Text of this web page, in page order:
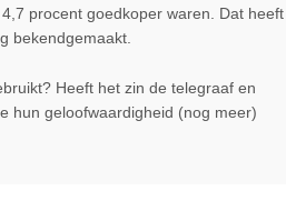
procent goedkoper waren. Dat heeft
bekendgemaakt.
Heeft het zin de telegraaf en
hun geloofwaardigheid (nog meer)